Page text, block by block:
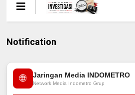
Notification
🌐 Jaringan Media INDOMETRO
Network Media Indometro Grup